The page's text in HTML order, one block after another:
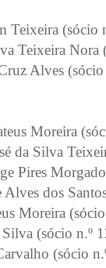
Teixeira (sócio
Teixeira Nora
Alves
Moreira
da Silva
Pires
Alves dos
Moreira
(sócio n.º
(sócio